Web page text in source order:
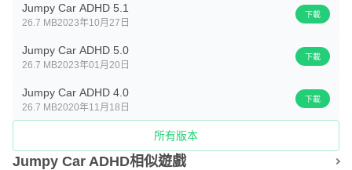
Jumpy Car ADHD 5.1
26.7 MB2023年10月27日
下載
Jumpy Car ADHD 5.0
26.7 MB2023年01月20日
下載
Jumpy Car ADHD 4.0
26.7 MB2020年11月18日
下載
所有版本
Jumpy Car ADHD相似遊戲